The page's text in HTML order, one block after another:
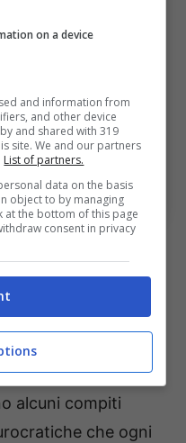
nel tifo
è la
Sera. Il
dirigenza e
alcuni compiti
che ogni
on a device
and information from
and other device
and shared with 319
site. We and our partners
List of partners.
data on the basis
object to by managing
at the bottom of this page
consent in privacy